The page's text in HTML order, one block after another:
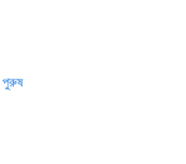
পুরুষ